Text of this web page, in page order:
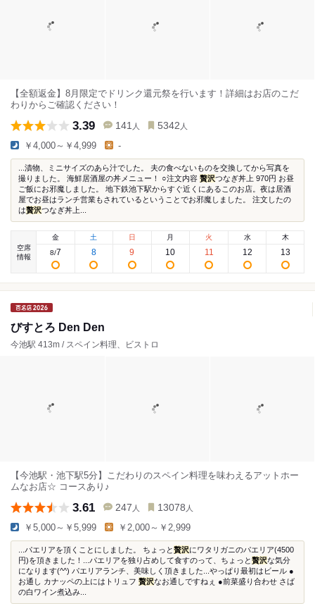
【全額返金】8月限定でドリンク還元祭を行います！詳細はお店のこだ
わりからご確認ください！
3.39 141 人 5342 人
￥4,000～￥4,999 -
...漬物、ミニサイズのあら汁でした。 夫の食べないものを交換してから写真を
撮りました。 海鮮居酒屋の丼メニュー！ ○注文内容 贅沢つなぎ丼上 970円 お昼
ご飯にお邪魔しました。 地下鉄池下駅からすぐ近くにあるこのお店。夜は居酒
屋でお昼はランチ営業もされているということでお邪魔しました。 注文したの
は贅沢つなぎ丼上...
空席
情報
金
8/7
土
8
日
9
月
10
火
11
水
12
木
13
びすとろ Den Den
今池駅 413m / スペイン料理、ビストロ
【今池駅・池下駅5分】こだわりのスペイン料理を味わえるアットホー
ムなお店☆ コースあり♪
3.61 247 人 13078 人
￥5,000～￥5,999 ￥2,000～￥2,999
...パエリアを頂くことにしました。 ちょっと贅沢にワタリガニのパエリア(4500
円)を頂きました！...パエリアを独り占めして食すのって、ちょっと贅沢な気分
になります(^^) パエリアランチ、美味しく頂きました...やっぱり最初はビール ●
お通し カナッペの上にはトリュフ 贅沢なお通しですねぇ ●前菜盛り合わせ さば
の白ワイン煮込み...